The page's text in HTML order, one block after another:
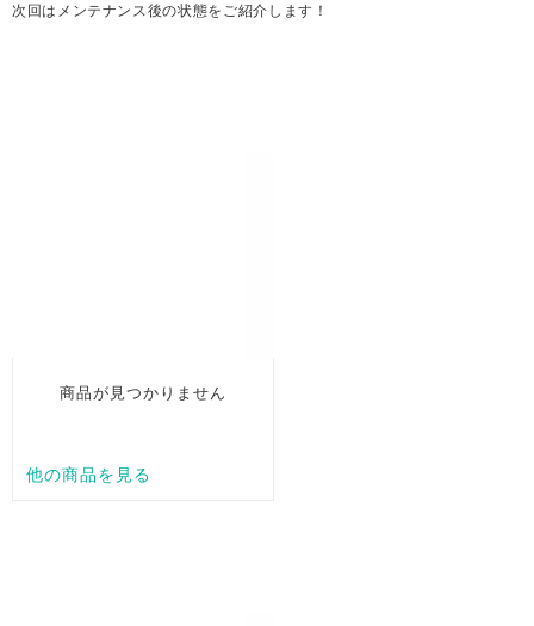
次回はメンテナンス後の状態をご紹介します！